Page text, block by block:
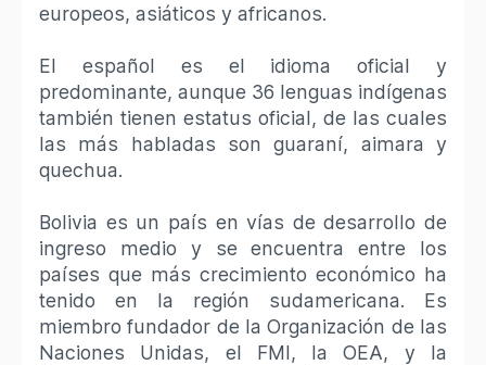
europeos, asiáticos y africanos.
El español es el idioma oficial y
predominante, aunque 36 lenguas indígenas
también tienen estatus oficial, de las cuales
las más habladas son guaraní, aimara y
quechua.
Bolivia es un país en vías de desarrollo de
ingreso medio y se encuentra entre los
países que más crecimiento económico ha
tenido en la región sudamericana.​ Es
miembro fundador de la Organización de las
Naciones Unidas, el FMI, la OEA, y la